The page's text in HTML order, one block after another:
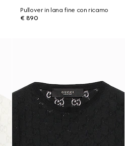
Pullover in lana fine con ricamo
€ 890